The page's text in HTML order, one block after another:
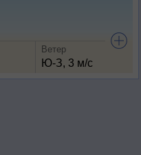
Ветер
Ю-З, 3 м/с